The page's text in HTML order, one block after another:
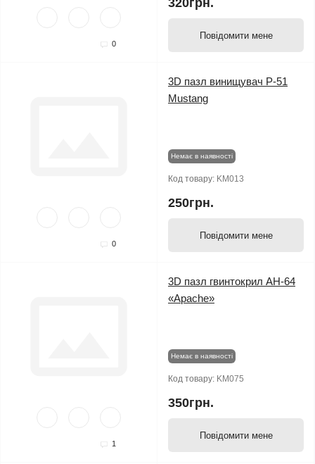
0
320грн.
Повідомити мене
0
3D пазл винищувач P-51
Mustang
Немає в наявності
Код товару: KM013
250грн.
Повідомити мене
1
3D пазл гвинтокрил AH-64
«Apache»
Немає в наявності
Код товару: KM075
350грн.
Повідомити мене